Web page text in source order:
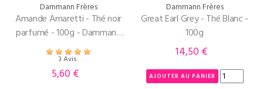
Dammann Frères
Amande Amaretti - Thé noir
parfumé - 100g - Dammann
Freres
3 Avis
Prix
5,60 €
Dammann Frères
Great Earl Grey - Thé Blanc -
100g
Prix
14,50 €
AJOUTER AU PANIER